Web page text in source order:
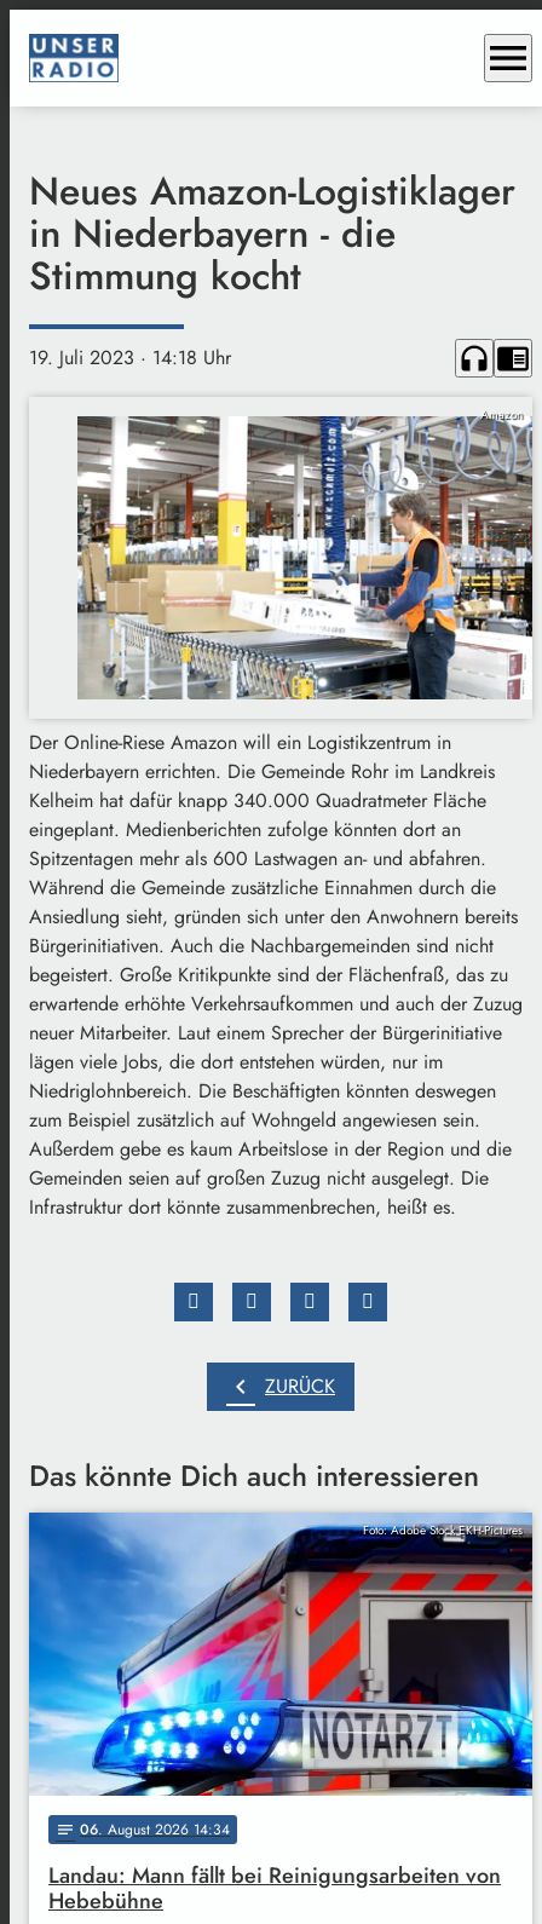
menu
Neues Amazon-Logistiklager
in Niederbayern - die
Stimmung kocht
19. Juli 2023 · 14:18 Uhr headphones chrome_reader_mode
Amazon
Der Online-Riese Amazon will ein Logistikzentrum in
Niederbayern errichten. Die Gemeinde Rohr im Landkreis
Kelheim hat dafür knapp 340.000 Quadratmeter Fläche
eingeplant. Medienberichten zufolge könnten dort an
Spitzentagen mehr als 600 Lastwagen an- und abfahren.
Während die Gemeinde zusätzliche Einnahmen durch die
Ansiedlung sieht, gründen sich unter den Anwohnern bereits
Bürgerinitiativen. Auch die Nachbargemeinden sind nicht
begeistert. Große Kritikpunkte sind der Flächenfraß, das zu
erwartende erhöhte Verkehrsaufkommen und auch der Zuzug
neuer Mitarbeiter. Laut einem Sprecher der Bürgerinitiative
lägen viele Jobs, die dort entstehen würden, nur im
Niedriglohnbereich. Die Beschäftigten könnten deswegen
zum Beispiel zusätzlich auf Wohngeld angewiesen sein.
Außerdem gebe es kaum Arbeitslose in der Region und die
Gemeinden seien auf großen Zuzug nicht ausgelegt. Die
Infrastruktur dort könnte zusammenbrechen, heißt es.
chevron_left ZURÜCK
Das könnte Dich auch interessieren
Foto: Adobe Stock EKH-Pictures
notes 06. August 2026 14:34
Landau: Mann fällt bei Reinigungsarbeiten von
Hebebühne